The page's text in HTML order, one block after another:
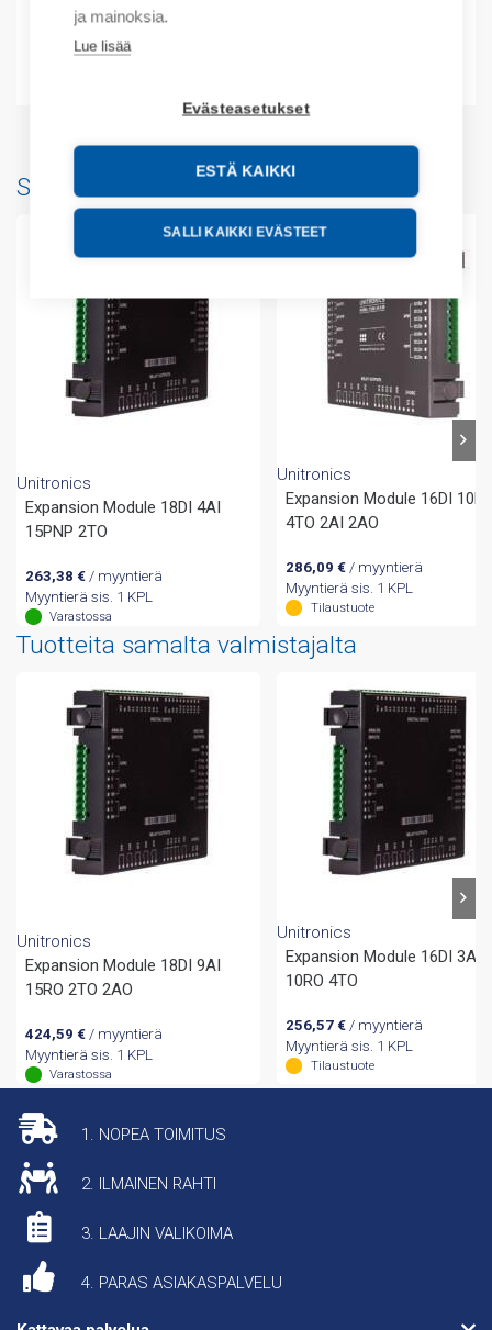
ja mainoksia.
Lue lisää
Evästeasetukset
ESTÄ KAIKKI
SALLI KAIKKI EVÄSTEET
Tekniset tiedot
Saatat myös pitää...
Unitronics
Expansion Module 18DI 4AI
15PNP 2TO
263,38 €/ myyntierä
Myyntierä sis. 1 KPL
Varastossa
Unitronics
Expansion Module 16DI
4TO 2AI 2AO
286,09 € / myyntierä
Myyntierä sis. 1 KPL
Tilaustuote
Tuotteita samalta valmistajalta
Unitronics
Expansion Module 18DI 9AI
15RO 2TO 2AO
424,59 €/ myyntierä
Myyntierä sis. 1 KPL
Varastossa
Unitronics
Expansion Module 16DI 3AI
10RO 4TO
256,57 € / myyntierä
Myyntierä sis. 1 KPL
Tilaustuote
1. NOPEA TOIMITUS
2. ILMAINEN RAHTI
3. LAAJIN VALIKOIMA
4. PARAS ASIAKASPALVELU